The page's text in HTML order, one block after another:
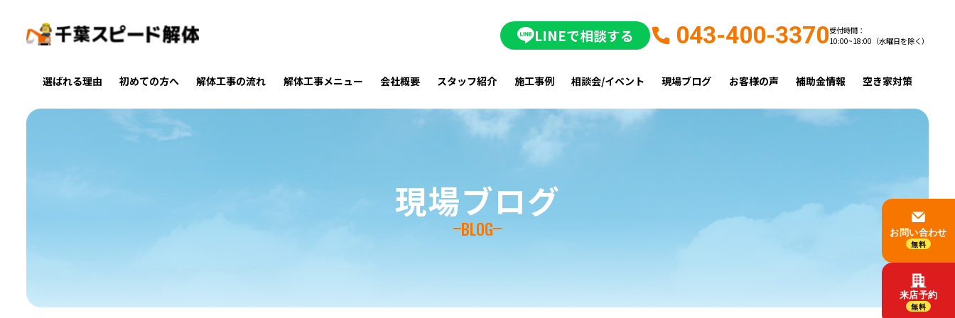
お問い合わせ
無料
来店予約
無料
LINEで相談する 043-400-3370受付時間：
10:00~18:00（水曜日を除く）
選ばれる理由 初めての方へ 解体工事の流れ 解体工事メニュー 会社概要 スタッフ紹介 施工事例 相談会/イベント 現場ブログ お客様の声 補助金情報 空き家対策
現場ブログ
BLOG